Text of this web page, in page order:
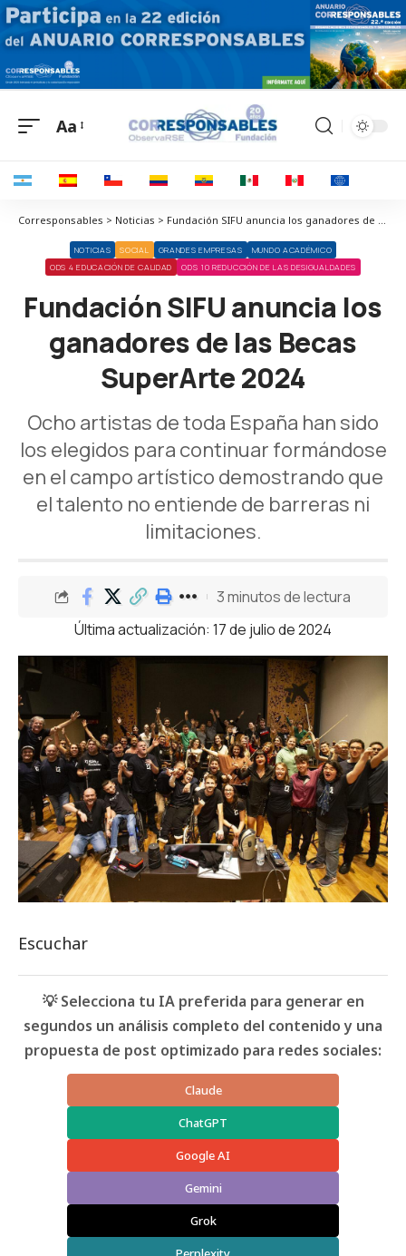
Aa
Corresponsables > Noticias > Fundación SIFU anuncia los ganadores de las Becas SuperArte 2024
NOTICIAS SOCIAL GRANDES EMPRESAS
MUNDO ACADÉMICO
ODS 4 EDUCACIÓN DE CALIDAD
ODS 10 REDUCCIÓN DE LAS DESIGUALDADES
Fundación SIFU anuncia los
ganadores de las Becas
SuperArte 2024
Ocho artistas de toda España han sido
los elegidos para continuar formándose
en el campo artístico demostrando que
el talento no entiende de barreras ni
limitaciones.
Última actualización: 17 de julio de 2024
3 minutos de lectura
Escuchar
💡 Selecciona tu IA preferida para generar en
segundos un análisis completo del contenido y una
propuesta de post optimizado para redes sociales:
Claude
ChatGPT
Google AI
Gemini
Grok